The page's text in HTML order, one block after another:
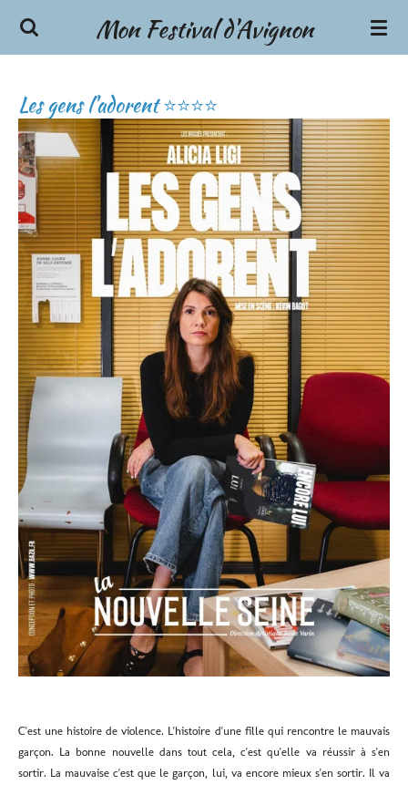
Passer
principal
Mon Festival d'Avignon
Les gens l'adorent ⭐⭐⭐⭐
C'est une histoire de violence. L'histoire d'une fille qui rencontre le mauvais
garçon. La bonne nouvelle dans tout cela, c'est qu'elle va réussir à s'en
sortir. La mauvaise c'est que le garçon, lui, va encore mieux s'en sortir. Il va